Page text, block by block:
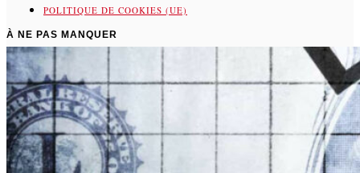
POLITIQUE DE COOKIES (UE)
À NE PAS MANQUER